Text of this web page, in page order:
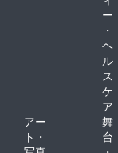
ー
・
ヘ
ル
ス
ケ
ア
アー
ト・
舞
台